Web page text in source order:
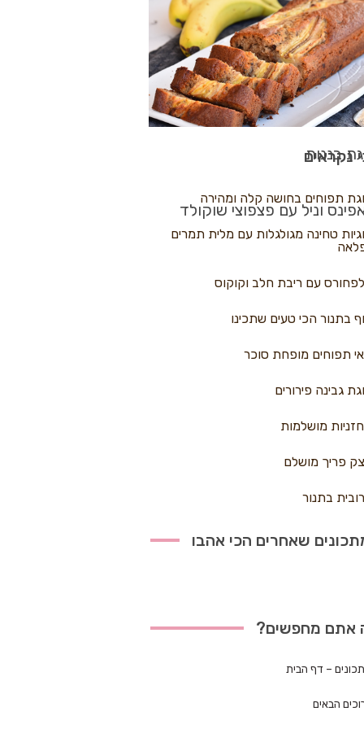
פיצה
בננות
וניל עם פצפוצי שוקולד
נקראים
תפוחים בחושה קלה ומהירה
טחינה מגולגלות עם מלית תמרים
עם ריבת חלב וקוקוס
בתנור הכי טעים שתכינו
תפוחים מופחת סוכר
גבינה פירורים
מושלמות
פריך מושלם
בתנור
שאחרים הכי אהבו
אתם מחפשים?
– דף הבית
הבאים